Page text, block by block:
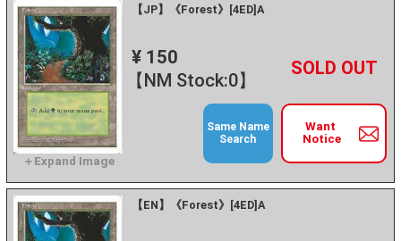
【JP】《Forest》[4ED]A
¥ 150
【NM Stock:0】
－ +
Want
Notice
Same Name
Search
【EN】《Forest》[4ED]A